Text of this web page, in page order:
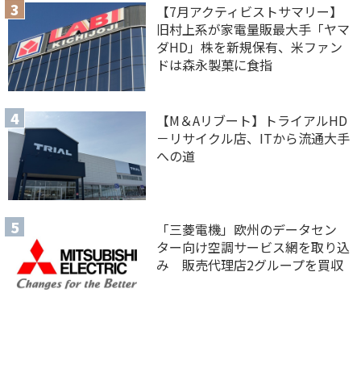
【7月アクティビストサマリー】
旧村上系が家電量販最大手「ヤマ
ダHD」株を新規保有、米ファン
ドは森永製菓に食指
【M＆Aリブート】トライアルHD
－リサイクル店、ITから流通大手
への道
「三菱電機」欧州のデータセン
ター向け空調サービス網を取り込
み 販売代理店2グループを買収